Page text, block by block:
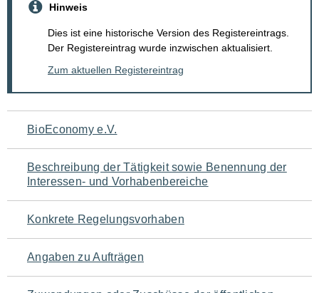
Hinweis
Dies ist eine historische Version des Registereintrags.
Der Registereintrag wurde inzwischen aktualisiert.
Zum aktuellen Registereintrag
Navigation
für
den
Seiteninhalt
BioEconomy e.V.
Beschreibung der Tätigkeit sowie Benennung der
Interessen- und Vorhabenbereiche
Konkrete Regelungsvorhaben
Angaben zu Aufträgen